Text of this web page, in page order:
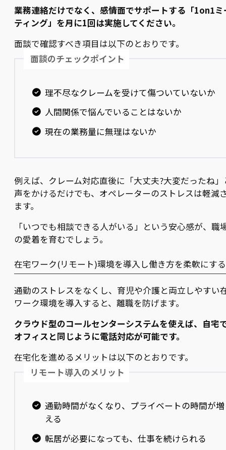
業務連絡だけでなく、感情面でサポートする「1on1ミ
ティング」を月に1回は実施してください。
面談で確認すべき項目は以下のとおりです。
面談のチェックポイント
理不尽なクレームを受けて傷ついていないか
人間関係で悩んでいることはないか
現在の業務量に無理はないか
例えば、クレーム対応直後に「大丈夫?大変だったね」
声をかけるだけでも、オペレーターのストレスは軽減
ます。
「いつでも相談できる人がいる」という安心感が、職
の愛着を育むでしょう。
在宅ワーク(リモート)環境を導入し働き方を柔軟にする
通勤のストレスをなくし、育児や介護と両立しやすい
ワーク環境を導入すると、離職を防げます。
クラウド型のコールセンターシステムを使えば、自宅
オフィスと同じように電話対応が可能です。
在宅化を進めるメリットは以下のとおりです。
リモート導入のメリット
通勤時間がなくなり、プライベートの時間が増
える
転居が必要になっても、仕事を続けられる